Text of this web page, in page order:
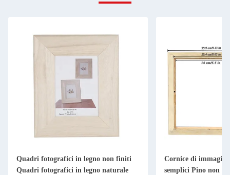
Quadri fotografici in legno non finiti
Quadri fotografici in legno naturale
Cornice di
semplici Pino non